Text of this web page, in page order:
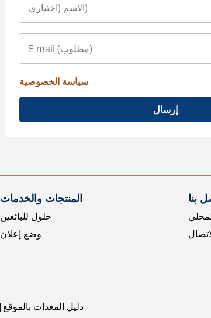
سياسة الخصوصية
إرسال
المنتجات والخدمات
حلول للبائعين
وضع إعلان
بنا
دليل المعدات بالموقع